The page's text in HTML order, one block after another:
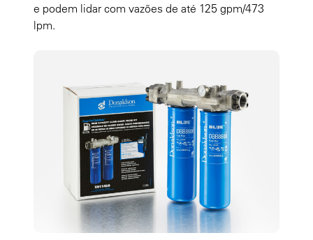
e podem lidar com vazões de até 125 gpm/473
lpm.